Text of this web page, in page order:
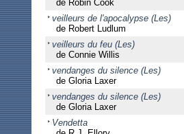
de Robin Cook
veilleurs de l'apocalypse (Les)
de Robert Ludlum
veilleurs du feu (Les)
de Connie Willis
vendanges du silence (Les)
de Gloria Laxer
vendanges du silence (Les)
de Gloria Laxer
Vendetta